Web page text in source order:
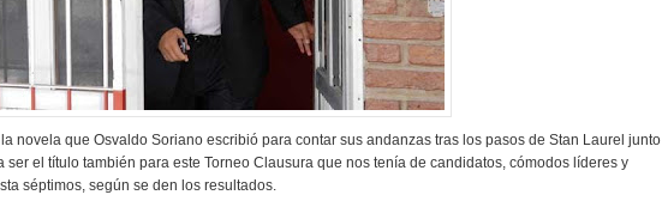
novela que Osvaldo Soriano escribió para contar sus andanzas tras los pasos de Stan Laurel junto
el título también para este Torneo Clausura que nos tenía de candidatos, cómodos líderes y
séptimos, según se den los resultados.